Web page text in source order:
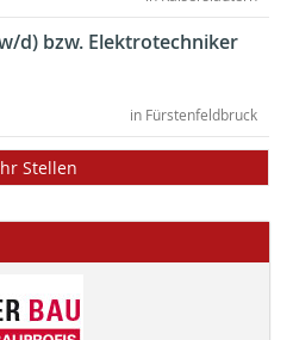
d) bzw. Elektrotechniker
in Fürstenfeldbruck
Stellen